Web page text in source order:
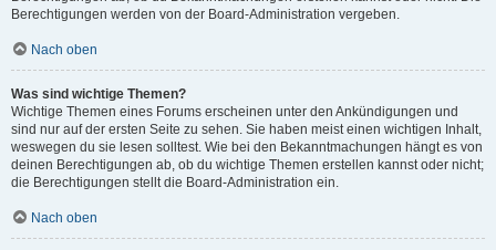
Berechtigungen werden von der Board-Administration vergeben.
Nach oben
Was sind wichtige Themen?
Wichtige Themen eines Forums erscheinen unter den Ankündigungen und
sind nur auf der ersten Seite zu sehen. Sie haben meist einen wichtigen Inhalt,
weswegen du sie lesen solltest. Wie bei den Bekanntmachungen hängt es von
deinen Berechtigungen ab, ob du wichtige Themen erstellen kannst oder nicht;
die Berechtigungen stellt die Board-Administration ein.
Nach oben